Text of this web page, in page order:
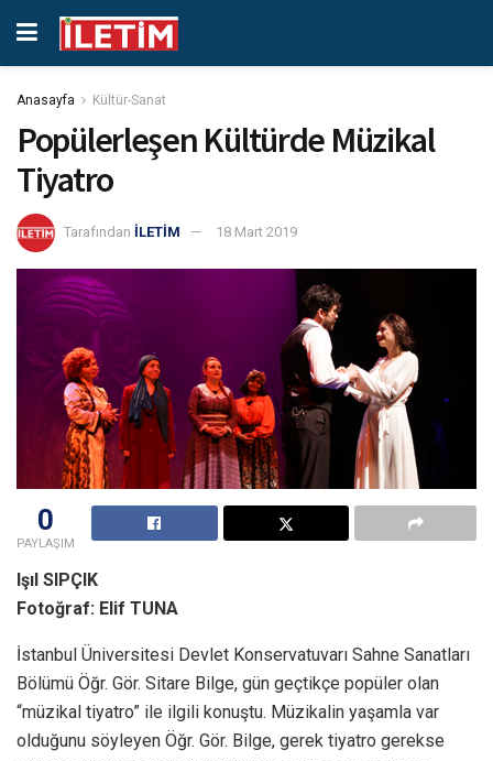
Anasayfa Kültür-Sanat
Popülerleşen Kültürde Müzikal
Tiyatro
Tarafından İLETİM 18 Mart 2019
0
PAYLAŞIM
Işıl SIPÇIK
Fotoğraf: Elif TUNA
İstanbul Üniversitesi Devlet Konservatuvarı Sahne Sanatları
Bölümü Öğr. Gör. Sitare Bilge, gün geçtikçe popüler olan
“müzikal tiyatro” ile ilgili konuştu. Müzikalin yaşamla var
olduğunu söyleyen Öğr. Gör. Bilge, gerek tiyatro gerekse